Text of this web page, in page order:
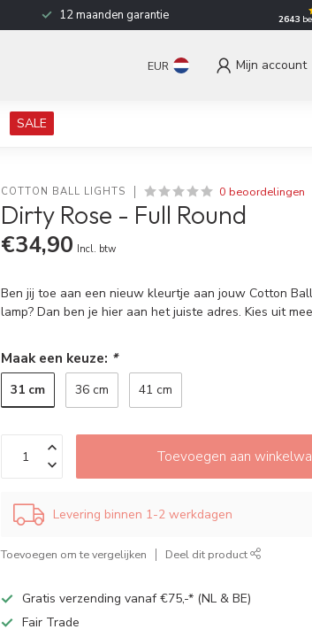
12 maanden garantie 2643
EUR Mijn account
SALE
COTTON BALL LIGHTS 0 beoordelingen
Dirty Rose - Full Round
€34,90 Incl. btw
Ben jij toe aan een nieuw kleurtje aan jouw Cotton
lamp? Dan ben je hier aan het juiste adres. Kies uit
Maak een keuze: *
31 cm 36 cm 41 cm
Toevoegen aan
Levering binnen 1-2 werkdagen
Toevoegen om te vergelijken Deel dit product
Gratis verzending vanaf €75,-* (NL & BE)
Fair Trade